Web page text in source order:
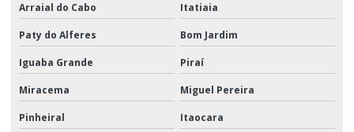
Arraial do Cabo Itatiaia
Paty do Alferes Bom Jardim
Iguaba Grande Piraí
Miracema Miguel Pereira
Pinheiral Itaocara